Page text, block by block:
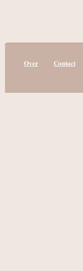
Over Contact